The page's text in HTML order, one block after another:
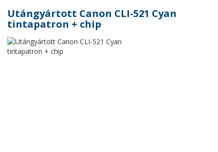
Utángyártott Canon CLI-521 Cyan
tintapatron + chip